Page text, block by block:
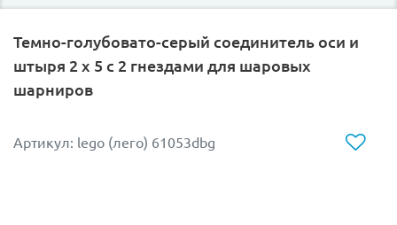
Темно-голубовато-серый соединитель оси и
штыря 2 x 5 с 2 гнездами для шаровых
шарниров
Артикул: lego (лего) 61053dbg